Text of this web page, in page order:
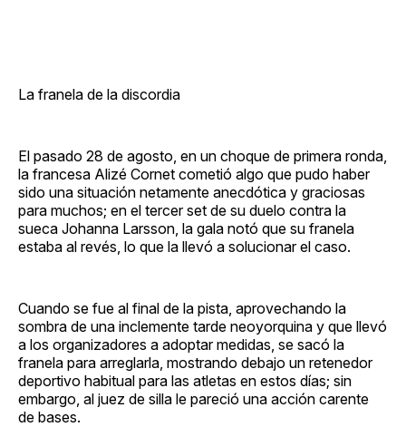
La franela de la discordia
El pasado 28 de agosto, en un choque de primera ronda,
la francesa Alizé Cornet cometió algo que pudo haber
sido una situación netamente anecdótica y graciosas
para muchos; en el tercer set de su duelo contra la
sueca Johanna Larsson, la gala notó que su franela
estaba al revés, lo que la llevó a solucionar el caso.
Cuando se fue al final de la pista, aprovechando la
sombra de una inclemente tarde neoyorquina y que llevó
a los organizadores a adoptar medidas, se sacó la
franela para arreglarla, mostrando debajo un retenedor
deportivo habitual para las atletas en estos días; sin
embargo, al juez de silla le pareció una acción carente
de bases.